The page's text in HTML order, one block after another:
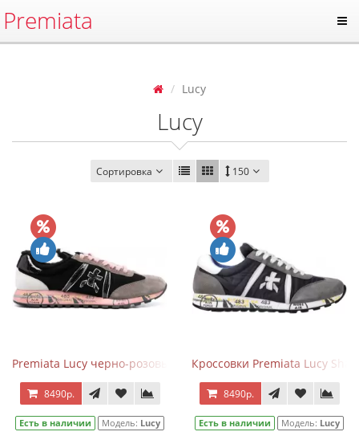
Premiata
Lucy
Lucy
Сортировка 150
Premiata Lucy черно-розовые
8490р.
Есть в наличии Модель: Lucy
Кроссовки Premiata Lucy
8490р.
Есть в наличии Модель: Lucy